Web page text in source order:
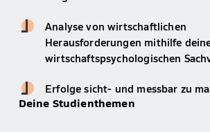
Analyse von wirtschaftlichen
Herausforderungen mithilfe
wirtschaftspsychologischen
Erfolge sicht- und messbar zu
Deine Studienthemen